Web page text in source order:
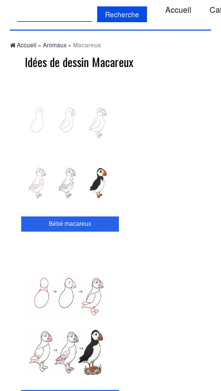
Accueil
Accueil » Animaux » Macareux
Idées de dessin Macareux
Bébé macareux